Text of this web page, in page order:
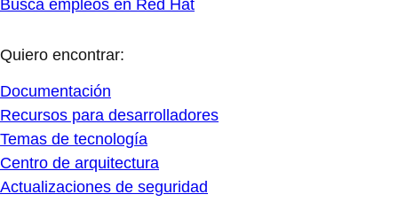
Busca empleos en Red Hat
Quiero encontrar:
Documentación
Recursos para desarrolladores
Temas de tecnología
Centro de arquitectura
Actualizaciones de seguridad